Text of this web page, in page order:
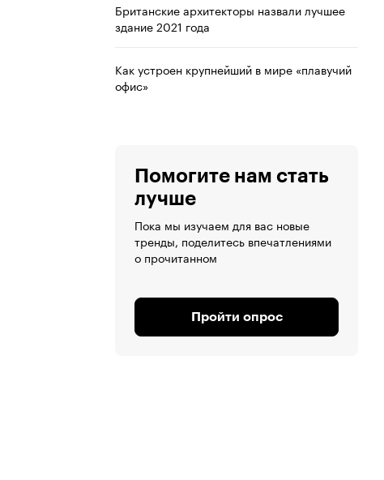
Британские архитекторы назвали лучшее
здание 2021 года
Как устроен крупнейший в мире «плавучий
офис»
Помогите нам стать
лучше
Пока мы изучаем для вас новые
тренды, поделитесь впечатлениями
о прочитанном
Пройти опрос